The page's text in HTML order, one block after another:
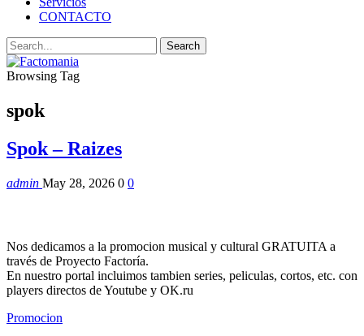
CONTACTO
Browsing Tag
spok
Spok – Raizes
admin May 28, 2026 0 0
Nos dedicamos a la promocion musical y cultural GRATUITA a
través de Proyecto Factoría.
En nuestro portal incluimos tambien series, peliculas, cortos, etc. con
players directos de Youtube y OK.ru
Promocion